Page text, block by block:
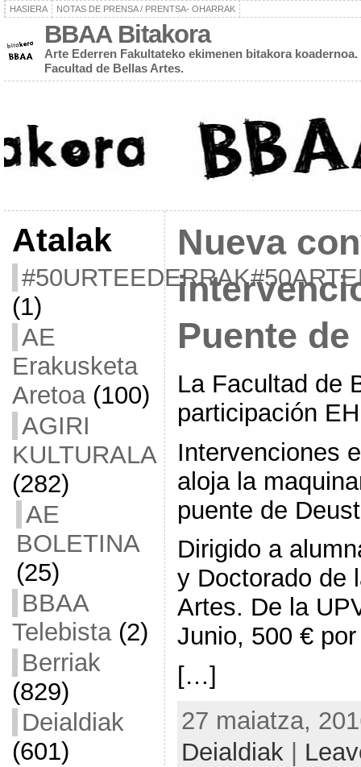
HASIERA NOTAS DE PRENSA / PRENTSA- OHARRAK
BBAA Bitakora
Arte Ederren Fakultateko ekimenen bitakora
Facultad de Bellas Artes.
Atalak
(1)
AE
Erakusketa
Aretoa(100)
AGIRI
KULTURALA
(282)
AE
BOLETINA
(25)
BBAA
Telebista(2)
Berriak
(829)
Deialdiak
(601)
Nueva
Puente
La Facultad de
participación
Intervenciones
aloja la
puente de
Dirigido a
y Doctorado de
Artes. De la
Junio, 500 €
[…]
27 maiatza,
Deialdiak